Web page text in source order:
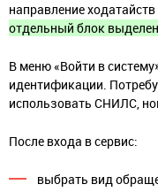
направление
отдельный блок
В меню «Войти в
идентификации.
использовать СНИЛС,
После входа в сервис:
выбрать вид